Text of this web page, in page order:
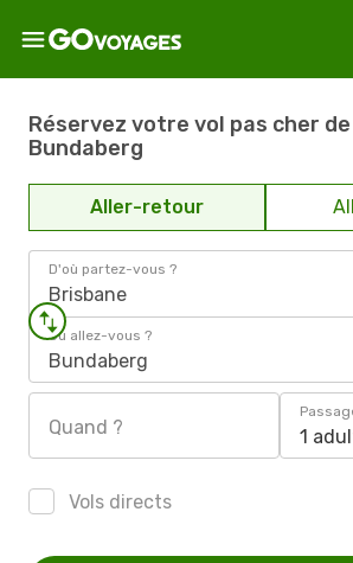
Réservez votre vol pas cher
Bundaberg
Aller-retour
D'où partez-vous ?
Brisbane
Où allez-vous ?
Bundaberg
Quand ? 1
Vols directs